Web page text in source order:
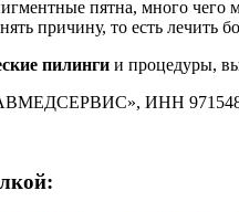
пятна, много чего
причину, то есть лечить
пилинги и процедуры,
ИНН